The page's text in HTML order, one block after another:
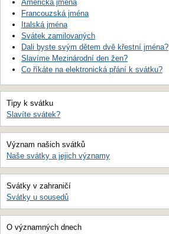
Americká jména
Francouzská jména
Italská jména
Svátek zamilovaných
Dali byste svým dětem dvě křestní jména?
Slavíme Mezinárodní den žen?
Co říkáte na elektronická přání k svátku?
Tipy k svátku
Slavíte svátek?
Význam našich svátků
Naše svátky a jejich významy
Svátky v zahraničí
Svátky u sousedů
O významných dnech